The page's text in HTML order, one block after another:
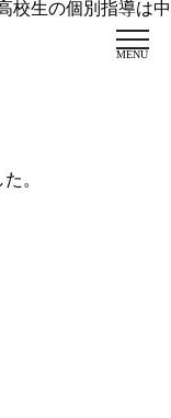
校生の個別指導は中
MENU
。